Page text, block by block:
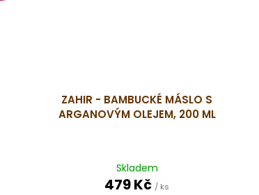
ZAHIR - BAMBUCKÉ MÁSLO S
ARGANOVÝM OLEJEM, 200 ML
Skladem
479 Kč / ks